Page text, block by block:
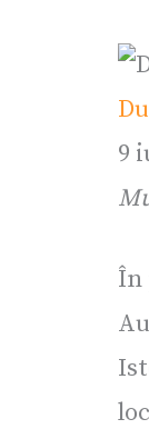
9
În